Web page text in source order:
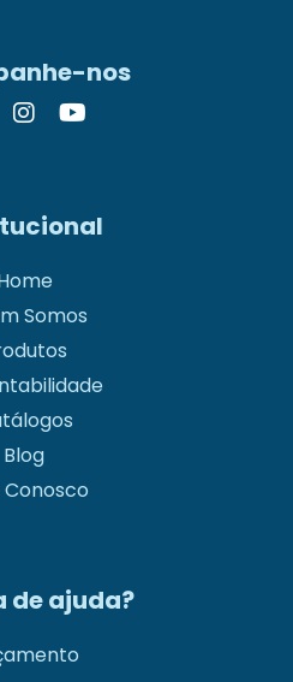
nos
Somos
Blog
Conosco
de ajuda?